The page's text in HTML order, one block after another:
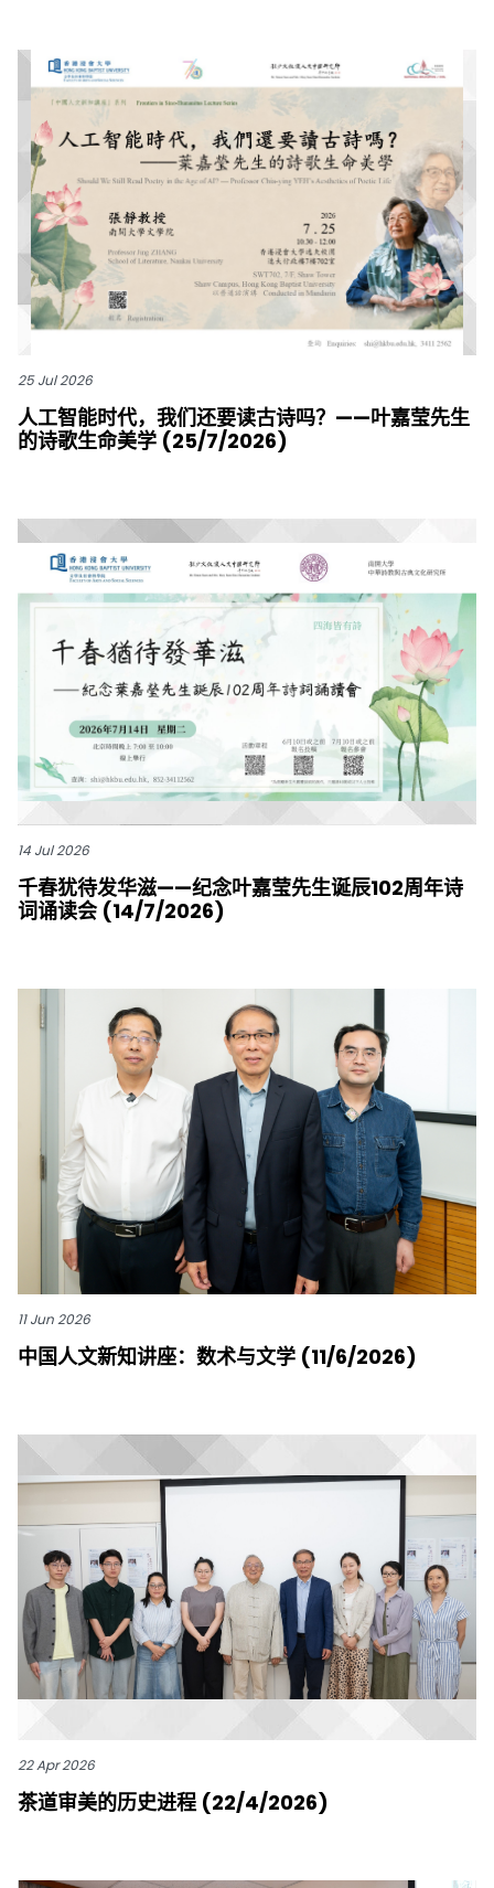
25 Jul 2026
人工智能时代，我们还要读古诗吗？——叶嘉莹先生
的诗歌生命美学 (25/7/2026)
14 Jul 2026
千春犹待发华滋——纪念叶嘉莹先生诞辰102周年诗
词诵读会 (14/7/2026)
11 Jun 2026
中国人文新知讲座：数术与文学 (11/6/2026)
22 Apr 2026
茶道审美的历史进程 (22/4/2026)